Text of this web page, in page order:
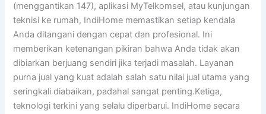
(menggantikan 147), aplikasi MyTelkomsel, atau kunjungan
teknisi ke rumah, IndiHome memastikan setiap kendala
Anda ditangani dengan cepat dan profesional. Ini
memberikan ketenangan pikiran bahwa Anda tidak akan
dibiarkan berjuang sendiri jika terjadi masalah. Layanan
purna jual yang kuat adalah salah satu nilai jual utama yang
seringkali diabaikan, padahal sangat penting.Ketiga,
teknologi terkini yang selalu diperbarui. IndiHome secara